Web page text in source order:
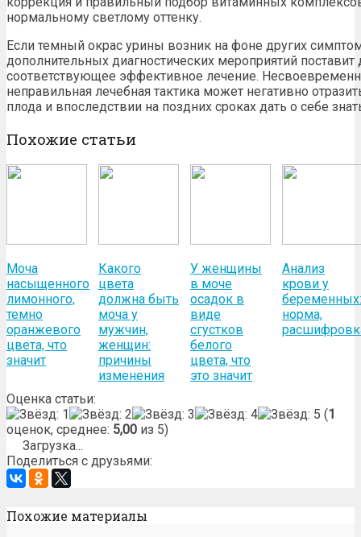
нормальному светлому оттенку.
Если темный окрас урины возник на фоне других
дополнительных диагностических мероприятий поставит
соответствующее эффективное лечение.
неправильная лечебная тактика может негативно
плода и впоследствии на поздних сроках дать о себе
Похожие статьи
Моча
насыщенного
лимонного,
темно
оранжевого
цвета, что
значит
Какого
цвета
должна быть
моча у
мужчин,
женщин:
причины
изменения
У женщины
в моче
осадок в
виде
сгустков
белого
цвета, что
это значит
Анализ
крови у
беременных:
норма,
Оценка статьи:
(1
оценок, среднее: 5,00 из 5)
Загрузка...
Поделиться с друзьями:
Похожие материалы